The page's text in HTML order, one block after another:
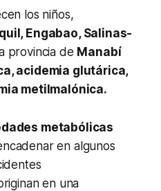
los niños,
Engabao, Salinas-
provincia de Manabí
acidemia glutárica,
metilmalónica.
metabólicas
en algunos
en una